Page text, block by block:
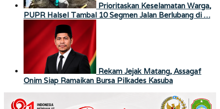
Prioritaskan Keselamatan Warga,
PUPR Halsel Tambal 10 Segmen Jalan Berlubang di …
Rekam Jejak Matang, Assagaf
Onim Siap Ramaikan Bursa Pilkades Kasuba